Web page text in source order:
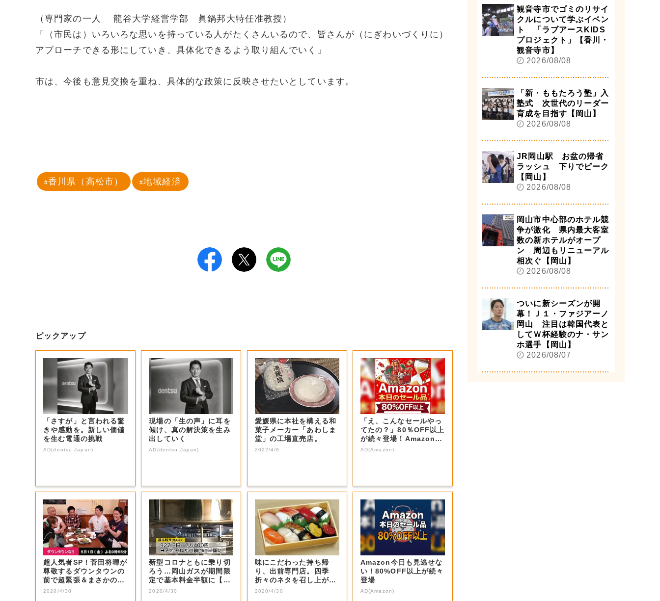
（専門家の一人 龍谷大学経営学部 眞鍋邦大特任准教授）
「（市民は）いろいろな思いを持っている人がたくさんいるので、皆さんが（にぎわいづくりに）
アプローチできる形にしていき、具体化できるよう取り組んでいく」
市は、今後も意見交換を重ね、具体的な政策に反映させたいとしています。
香川県（高松市） 地域経済
ピックアップ
「さすが」と言われる驚
きや感動を。新しい価値
を生む電通の挑戦
AD(dentsu Japan)
現場の「生の声」に耳を
傾け、真の解決策を生み
出していく
AD(dentsu Japan)
愛媛県に本社を構える和
菓子メーカー「あわしま
堂」の工場直売店。
2022/4/8
「え、こんなセールやっ
てたの？」80％OFF以上
が続々登場！Amazonの
本気が...
AD(Amazon)
超人気者SP！菅田将暉が
尊敬するダウンタウンの
前で超緊張＆まさかの大
号泣！思いを...
2020/4/30
新型コロナともに乗り切
ろう…岡山ガスが期間限
定で基本料金半額に【岡
山・岡山市】
2020/4/30
味にこだわった持ち帰
り、出前専門店。四季
折々のネタを召し上が
れ。
2020/4/30
Amazon今日も見逃せな
い！80%OFF以上が続々
登場
AD(Amazon)
観音寺市でゴミのリサイ
クルについて学ぶイベン
ト 「ラブアースKIDS
プロジェクト」【香川・
観音寺市】
2026/08/08
「新・ももたろう塾」入
塾式 次世代のリーダー
育成を目指す【岡山】
2026/08/08
JR岡山駅 お盆の帰省
ラッシュ 下りでピーク
【岡山】
2026/08/08
岡山市中心部のホテル競
争が激化 県内最大客室
数の新ホテルがオープ
ン 周辺もリニューアル
相次ぐ【岡山】
2026/08/08
ついに新シーズンが開
幕！Ｊ１・ファジアーノ
岡山 注目は韓国代表と
してＷ杯経験のナ・サン
ホ選手【岡山】
2026/08/07